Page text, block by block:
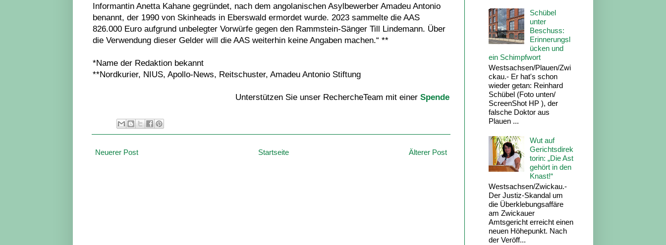
Informantin Anetta Kahane gegründet, nach dem angolanischen Asylbewerber Amadeu Antonio
benannt, der 1990 von Skinheads in Eberswald ermordet wurde. 2023 sammelte die AAS
826.000 Euro aufgrund unbelegter Vorwürfe gegen den Rammstein-Sänger Till Lindemann. Über
die Verwendung dieser Gelder will die AAS weiterhin keine Angaben machen.“ **
*Name der Redaktion bekannt
**Nordkurier, NIUS, Apollo-News, Reitschuster, Amadeu Antonio Stiftung
Unterstützen Sie unser RechercheTeam mit einer Spende
Neuerer Post Älterer Post
Startseite
Schübel
unter
Beschuss:
Erinnerungsl
ücken und
ein Schimpfwort
Westsachsen/Plauen/Zwi
ckau.- Er hat's schon
wieder getan: Reinhard
Schübel (Foto unten/
ScreenShot HP ), der
falsche Doktor aus
Plauen ...
Wut auf
Gerichtsdirek
torin: „Die Ast
gehört in den
Knast!“
Westsachsen/Zwickau.-
Der Justiz-Skandal um
die Überklebungsaffäre
am Zwickauer
Amtsgericht erreicht einen
neuen Höhepunkt. Nach
der Veröff...